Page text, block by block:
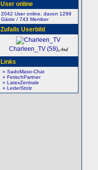
User online
2042 User online, davon 1299
Gäste / 743 Member
Zufalls Userbild
Charleen_TV (59)
Links
» SadoMaso-Chat
» FetischPartner
» LatexZentrale
» LederStolz